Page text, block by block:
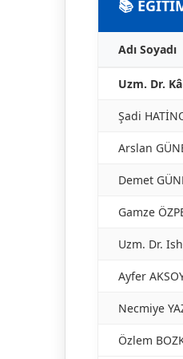
📚
Adı Soyadı
Uzm. Dr.
Şadi
Arslan
Demet
Gamze
Uzm. Dr.
Ayfer
Necmiye
Özlem